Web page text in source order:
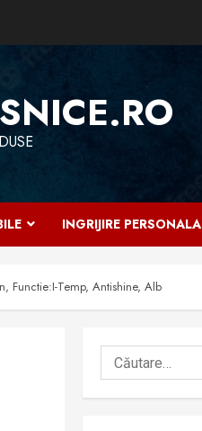
INGRIJIRE PERSONALA
Functie:I-Temp, Antishine, Alb
Caută
după: